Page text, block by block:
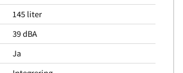
145 liter
39 dBA
Ja